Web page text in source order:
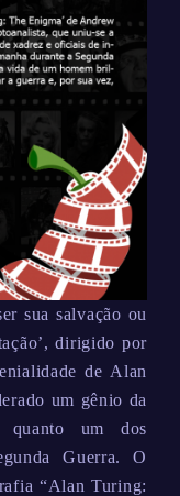
sua salvação ou
dirigido por
de Alan
um gênio da
quanto um dos
Guerra. O
“Alan Turing: